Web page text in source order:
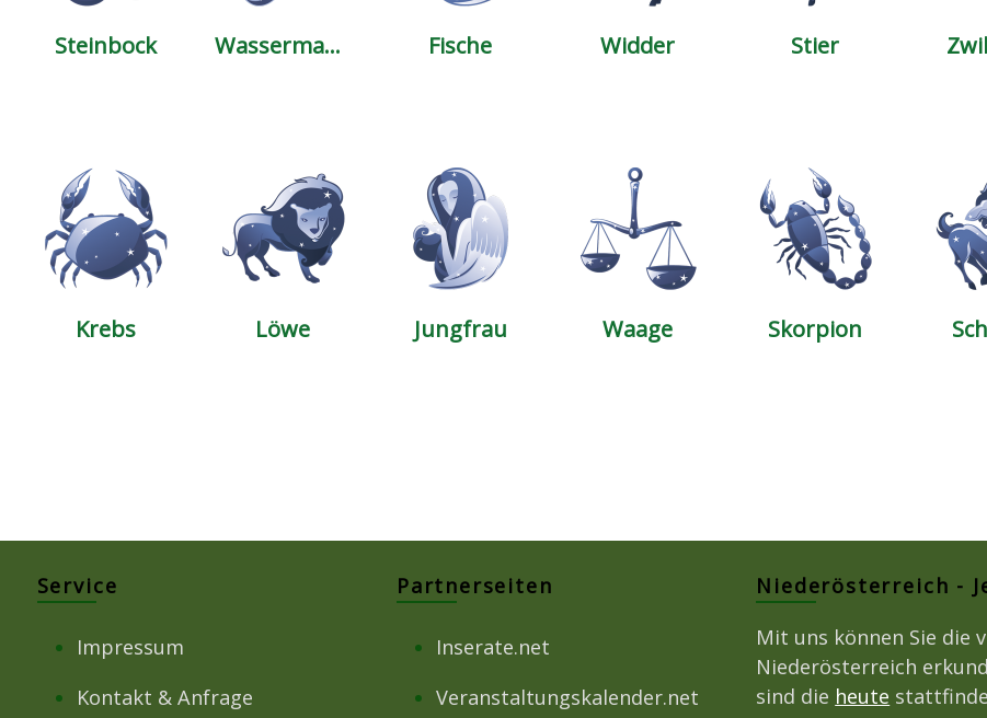
Steinbock Wassermann Fische Widder Stier
Krebs Löwe Jungfrau Waage Skorpion
Service
Impressum
Kontakt & Anfrage
Partnerseiten
Inserate.net
Veranstaltungskalender.net
Niederösterreich -
Mit uns können Sie die
Niederösterreich
sind die heute